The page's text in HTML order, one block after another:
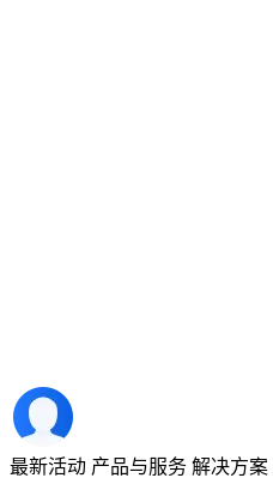
最新活动 产品与服务 解决方案